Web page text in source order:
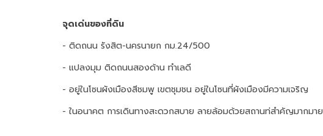
จุดเด่นของที่ดิน
- ติดถนน รังสิต-นครนายก กม.24/500
- แปลงมุม ติดถนนสองด้าน ทําเลดี
- อยู่ในโซนผังเมืองสีชมพู เขตชุมชน อยู่ในโซนที่ผังเมืองมีความเจริญ
- ในอนาคต การเดินทางสะดวกสบาย ลายล้อมด้วยสถานท่สําคัญมากมาย